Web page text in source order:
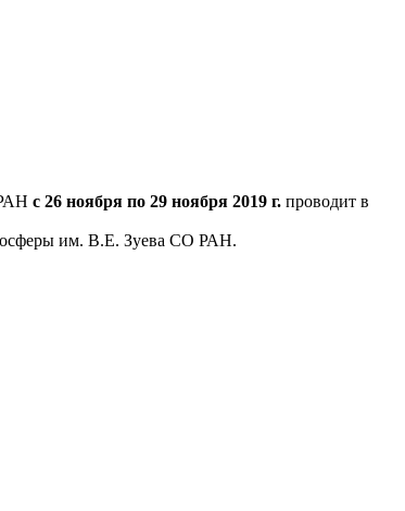
с 26 ноября по 29 ноября 2019 г. проводит в
им. В.Е. Зуева СО РАН.